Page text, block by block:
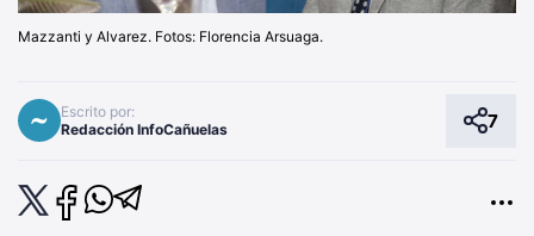
Mazzanti y Alvarez. Fotos: Florencia Arsuaga.
Escrito por:
Redacción InfoCañuelas
7